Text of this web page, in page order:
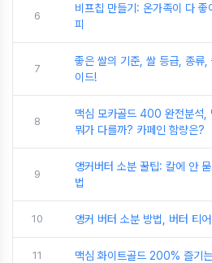
6
비프칩 만들기: 온가족이 다 좋
피
7
좋은 쌀의 기준, 쌀 등급, 종류
이드!
8
맥심 모카골드 400 완전분석
뭐가 다를까? 카페인 함량은?
9
앵커버터 소분 꿀팁: 칼에 안
법
10 앵커 버터 소분 방법, 버터 티
11 맥심 화이트골드 200% 즐기